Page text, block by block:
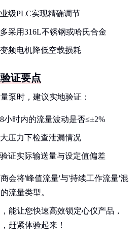
级PLC实现精确调节
多采用316L不锈钢或哈氏合金
频电机降低空载损耗
证要点
泵时，建议实地验证：
小时内的流量波动是否≤±2%
压力下检查泄漏情况
证实际输送量与设定值偏差
会将'峰值流量'与'持续工作流量'混
流量类型。
能让您快速高效锁定心仪产品，
赶紧体验起来！